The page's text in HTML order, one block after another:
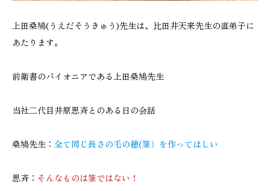
上田桑鳩(うえだそうきゅう)先生は、比田井天来先生の直弟子に
あたります。
前衛書のパイオニアである上田桑鳩先生
当社二代目井原思斉とのある日の会話
桑鳩先生： 全て同じ長さの毛の穂(筆）を作ってほしい
思斉： そんなものは筆ではない！